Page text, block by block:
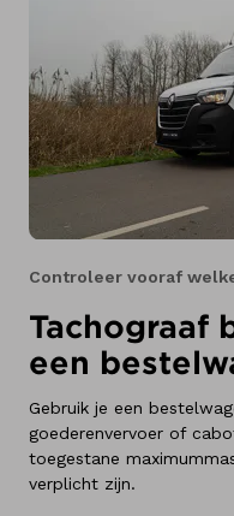
Controleer vooraf
Tachograaf
een
Gebruik je een
goederenvervoer of
toegestane
verplicht zijn.